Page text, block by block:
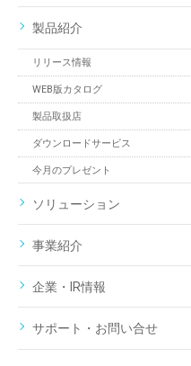
製品紹介
リリース情報
WEB版カタログ
製品取扱店
ダウンロードサービス
今月のプレゼント
ソリューション
事業紹介
企業・IR情報
サポート・お問い合せ